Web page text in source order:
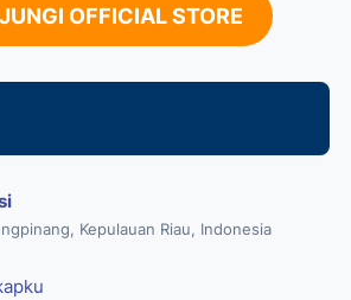
OFFICIAL STORE
Kepulauan Riau, Indonesia